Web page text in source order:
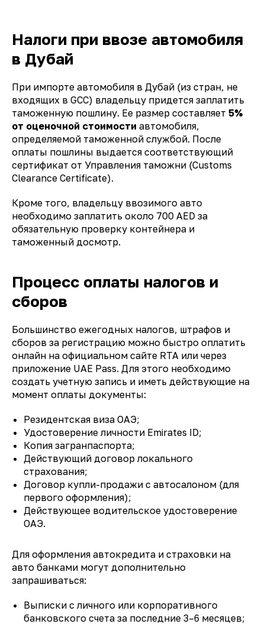
Налоги при ввозе автомобиля
в Дубай
При импорте автомобиля в Дубай (из стран, не
входящих в GCC) владельцу придется заплатить
таможенную пошлину. Ее размер составляет 5%
от оценочной стоимости автомобиля,
определяемой таможенной службой. После
оплаты пошлины выдается соответствующий
сертификат от Управления таможни (Customs
Clearance Certificate).
Кроме того, владельцу ввозимого авто
необходимо заплатить около 700 AED за
обязательную проверку контейнера и
таможенный досмотр.
Процесс оплаты налогов и
сборов
Большинство ежегодных налогов, штрафов и
сборов за регистрацию можно быстро оплатить
онлайн на официальном сайте RTA или через
приложение UAE Pass. Для этого необходимо
создать учетную запись и иметь действующие на
момент оплаты документы:
Резидентская виза ОАЭ;
Удостоверение личности Emirates ID;
Копия загранпаспорта;
Действующий договор локального
страхования;
Договор купли-продажи с автосалоном (для
первого оформления);
Действующее водительское удостоверение
ОАЭ.
Для оформления автокредита и страховки на
авто банками могут дополнительно
запрашиваться:
Выписки с личного или корпоративного
банковского счета за последние 3–6 месяцев;